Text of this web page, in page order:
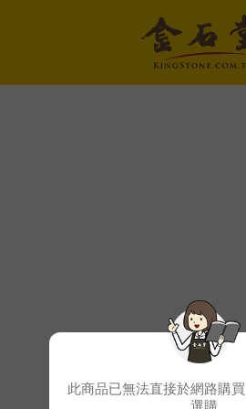
此商品已無法直接於網路購
選購